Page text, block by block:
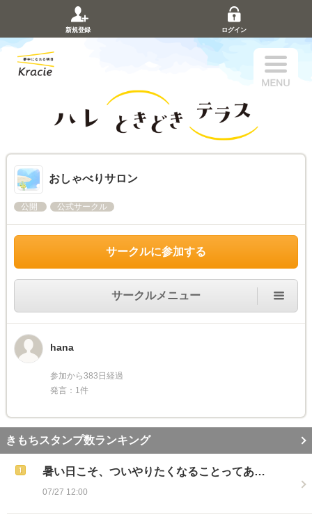
新規登録 ログイン
おしゃべりサロン
公開 公式サークル
サークルに参加する
サークルメニュー
hana
参加から383日経過
発言：1件
きもちスタンプ数ランキング
暑い日こそ、ついやりたくなることってあ…
07/27 12:00